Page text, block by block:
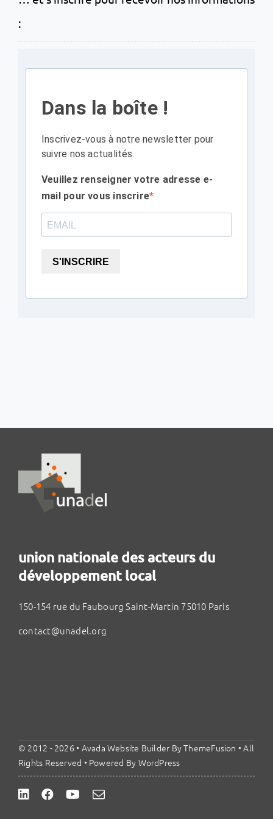
:
Dans la boîte !
Inscrivez-vous à notre newsletter pour
suivre nos actualités.
Veuillez renseigner votre adresse e-
mail pour vous inscrire
S'INSCRIRE
union nationale des acteurs du
développement local
150-154 rue du Faubourg Saint-Martin 75010 Paris
contact@unadel.org
© 2012 - 2026 • Avada Website Builder ByThemeFusion • All
Rights Reserved • Powered By WordPress